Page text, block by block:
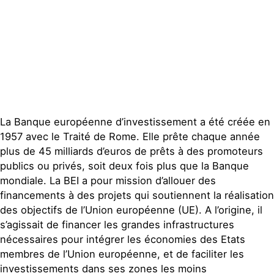
La Banque européenne d’investissement a été créée en
1957 avec le Traité de Rome. Elle prête chaque année
plus de 45 milliards d’euros de prêts à des promoteurs
publics ou privés, soit deux fois plus que la Banque
mondiale. La BEI a pour mission d’allouer des
financements à des projets qui soutiennent la réalisation
des objectifs de l’Union européenne (UE). A l’origine, il
s’agissait de financer les grandes infrastructures
nécessaires pour intégrer les économies des Etats
membres de l’Union européenne, et de faciliter les
investissements dans ses zones les moins